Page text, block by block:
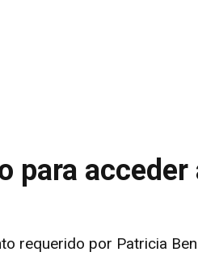
para acceder
requerido por Patricia